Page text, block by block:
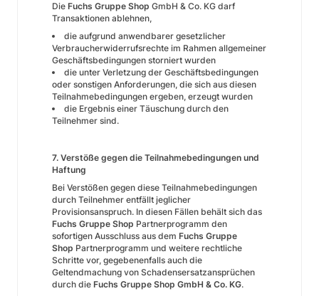
Die Fuchs Gruppe Shop GmbH & Co. KG darf
Transaktionen ablehnen,
die aufgrund anwendbarer gesetzlicher
Verbraucherwiderrufsrechte im Rahmen allgemeiner
Geschäftsbedingungen storniert wurden
die unter Verletzung der Geschäftsbedingungen
oder sonstigen Anforderungen, die sich aus diesen
Teilnahmebedingungen ergeben, erzeugt wurden
die Ergebnis einer Täuschung durch den
Teilnehmer sind.
7. Verstöße gegen die Teilnahmebedingungen und
Haftung
Bei Verstößen gegen diese Teilnahmebedingungen
durch Teilnehmer entfällt jeglicher
Provisionsanspruch. In diesen Fällen behält sich das
Fuchs Gruppe Shop Partnerprogramm den
sofortigen Ausschluss aus dem Fuchs Gruppe
Shop Partnerprogramm und weitere rechtliche
Schritte vor, gegebenenfalls auch die
Geltendmachung von Schadensersatzansprüchen
durch die Fuchs Gruppe Shop GmbH & Co. KG.